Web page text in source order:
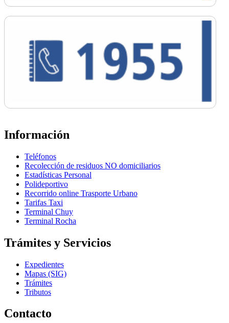
Información
Teléfonos
Recolección de residuos NO domiciliarios
Estadísticas Personal
Polideportivo
Recorrido online Trasporte Urbano
Tarifas Taxi
Terminal Chuy
Terminal Rocha
Trámites y Servicios
Expedientes
Mapas (SIG)
Trámites
Tributos
Contacto